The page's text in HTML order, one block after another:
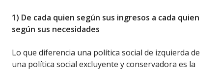
1) De cada quien según sus ingresos a cada quien
según sus necesidades
Lo que diferencia una política social de izquierda de
una política social excluyente y conservadora es la